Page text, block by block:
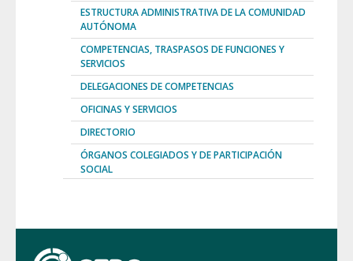
ESTRUCTURA ADMINISTRATIVA DE LA COMUNIDAD
AUTÓNOMA
COMPETENCIAS, TRASPASOS DE FUNCIONES Y
SERVICIOS
DELEGACIONES DE COMPETENCIAS
OFICINAS Y SERVICIOS
DIRECTORIO
ÓRGANOS COLEGIADOS Y DE PARTICIPACIÓN
SOCIAL